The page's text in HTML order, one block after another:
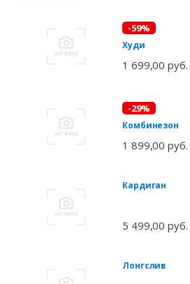
-59%
Худи
1 699,00 руб.
-29%
Комбинезон
1 899,00 руб.
Кардиган
5 499,00 руб.
Лонгслив